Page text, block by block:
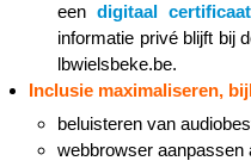
een digitaal
informatie privé blijft bij
lbwielsbeke.be.
Inclusie maximaliseren,
beluisteren van
webbrowser aanpassen